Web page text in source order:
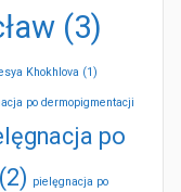
(3)
Khokhlova (1)
po dermopigmentacji
po
(2) pielęgnacja po